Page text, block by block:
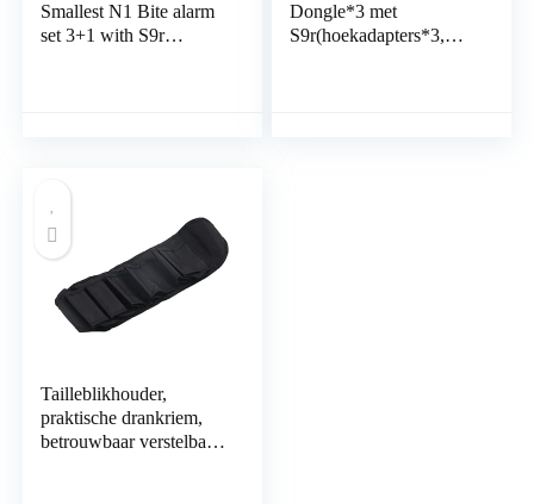
Smallest N1 Bite alarm
set 3+1 with S9r
Dongle*3 met
S9r(hoekadapters*3,
Tailleblikhouder,
praktische drankriem,
betrouwbaar verstelbaar